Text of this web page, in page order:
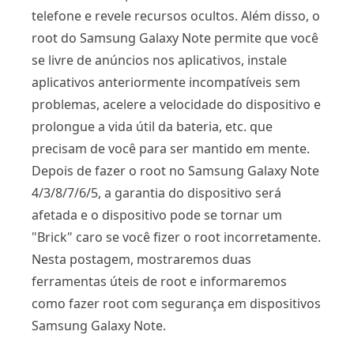
telefone e revele recursos ocultos. Além disso, o
root do Samsung Galaxy Note permite que você
se livre de anúncios nos aplicativos, instale
aplicativos anteriormente incompatíveis sem
problemas, acelere a velocidade do dispositivo e
prolongue a vida útil da bateria, etc. que
precisam de você para ser mantido em mente.
Depois de fazer o root no Samsung Galaxy Note
4/3/8/7/6/5, a garantia do dispositivo será
afetada e o dispositivo pode se tornar um
"Brick" caro se você fizer o root incorretamente.
Nesta postagem, mostraremos duas
ferramentas úteis de root e informaremos
como fazer root com segurança em dispositivos
Samsung Galaxy Note.